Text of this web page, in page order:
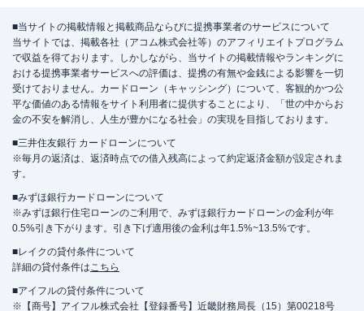
■当サイトの掲載情報と掲載商品ならびに提携事業者のサービスについて
当サイトでは、掲載各社（アコム株式会社等）のアフィリエイトプログラム
で収益を得ております。しかしながら、当サイトの掲載情報やランキングに
おける提携事業者サービスへの評価は、提携の有無や金銭による影響を一切
受けておりません。カードローン（キャッシング）について、客観的かつ公
平な価値のある情報をサイト利用者に提供することにより、「世の中からお
金の不安を解消し、人生が豊かになる社会」の実現を目指しております。
■三井住友銀行 カードローンについて
※毎月の返済は、返済時点での借入残高によって約定返済金額が設定されま
す。
■みずほ銀行カードローンについて
※みずほ銀行住宅ローンのご利用で、みずほ銀行カードローンの金利が年
0.5%引き下がります。引き下げ適用後の金利は年1.5%~13.5%です。
■レイクの貸付条件について
詳細の貸付条件はこちら
■アイフルの貸付条件について
※【商号】アイフル株式会社【登録番号】近畿財務局長（15）第00218号